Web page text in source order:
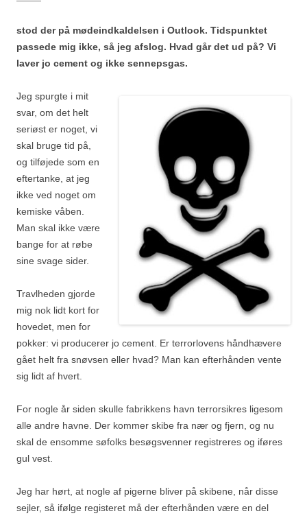
stod der på mødeindkaldelsen i Outlook. Tidspunktet
passede mig ikke, så jeg afslog. Hvad går det ud på? Vi
laver jo cement og ikke sennepsgas.
Jeg spurgte i mit
svar, om det helt
seriøst er noget, vi
skal bruge tid på,
og tilføjede som en
eftertanke, at jeg
ikke ved noget om
kemiske våben.
Man skal ikke være
bange for at røbe
sine svage sider.
Travlheden gjorde
mig nok lidt kort for
hovedet, men for
pokker: vi producerer jo cement. Er terrorlovens håndhævere
gået helt fra snøvsen eller hvad? Man kan efterhånden vente
sig lidt af hvert.
For nogle år siden skulle fabrikkens havn terrorsikres ligesom
alle andre havne. Der kommer skibe fra nær og fjern, og nu
skal de ensomme søfolks besøgsvenner registreres og iføres
gul vest.
Jeg har hørt, at nogle af pigerne bliver på skibene, når disse
sejler, så ifølge registeret må der efterhånden være en del